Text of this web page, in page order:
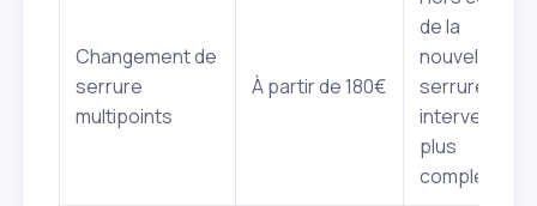
Changement de
serrure
multipoints
À partir de 180€
de la
nouvelle
serrure,
intervention
plus
complexe